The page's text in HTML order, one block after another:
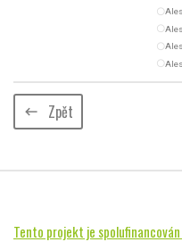
radio_button_unchecked
radio_button_unchecked
radio_button_unchecked
radio_button_unchecked
keyboard_backspace Zpět
Tento projekt je